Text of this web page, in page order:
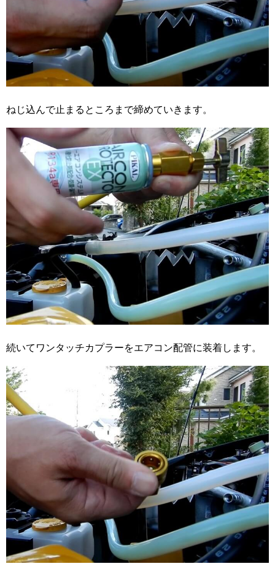
ねじ込んで止まるところまで締めていきます。
続いてワンタッチカプラーをエアコン配管に装着します。